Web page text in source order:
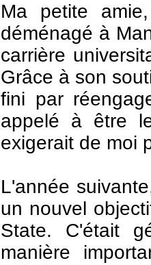
Ma petite
déménagé à
carrière
Grâce à son
fini par
appelé à être
exigerait de moi
L'année
un nouvel
State. C'était
manière